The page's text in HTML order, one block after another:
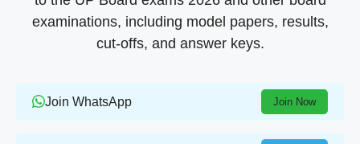
examinations, including model papers, results,
cut-offs, and answer keys.
Join WhatsApp Join Now